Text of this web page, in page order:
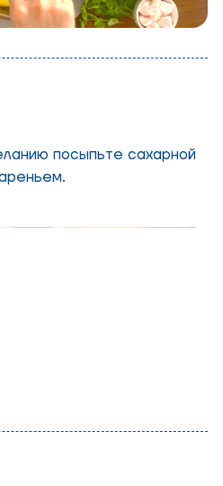
посыпьте сахарной